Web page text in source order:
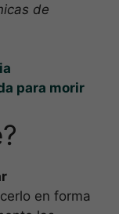
de
para morir
en forma